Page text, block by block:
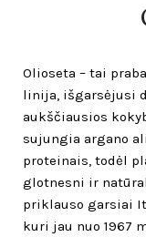
Olioseta – tai
linija, išgarsėjusi
aukščiausios
sujungia argano
proteinais, todėl
glotnesni ir
priklauso garsiai
kuri jau nuo 1967